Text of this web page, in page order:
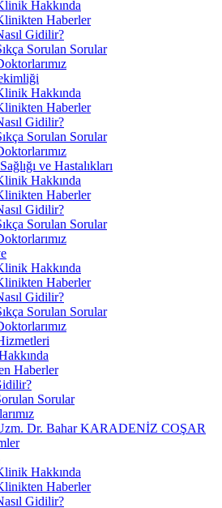
Hakkında
Haberler
Gidilir?
Sorulan Sorular
Hakkında
Haberler
Gidilir?
Sorulan Sorular
ve Hastalıkları
Hakkında
Haberler
Gidilir?
Sorulan Sorular
Hakkında
Haberler
Gidilir?
Sorulan Sorular
Haberler
Sorular
Dr. Bahar KARADENİZ COŞAR
Hakkında
Haberler
Gidilir?